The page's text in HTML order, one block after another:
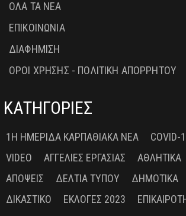
ΟΛΑ ΤΑ ΝΕΑ
ΕΠΙΚΟΙΝΩΝΙΑ
ΔΙΑΦΗΜΙΣΗ
ΟΡΟΙ ΧΡΗΣΗΣ - ΠΟΛΙΤΙΚΗ ΑΠΟΡΡΗΤΟΥ
ΚΑΤΗΓΟΡΙΕΣ
1Η ΗΜΕΡΊΔΑ ΚΑΡΠΑΘΙΑΚΆ ΝΈΑ COVID-
VIDEO
ΑΓΓΕΛΊΕΣ ΕΡΓΑΣΊΑΣ ΑΘΛΗΤΙΚΆ
ΑΠΌΨΕΙΣ
ΔΕΛΤΊΑ ΤΎΠΟΥ ΔΗΜΟΤΙΚΆ
ΔΙΚΑΣΤΙΚΌ
ΕΚΛΟΓΈΣ 2023